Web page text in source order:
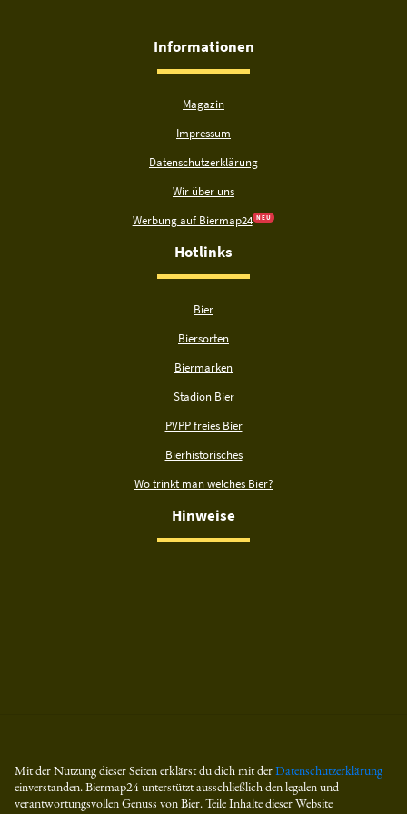
Informationen
Magazin
Impressum
Datenschutzerklärung
Wir über uns
Werbung auf Biermap24 N E U
Hotlinks
Bier
Biersorten
Biermarken
Stadion Bier
PVPP freies Bier
Bierhistorisches
Wo trinkt man welches Bier?
Hinweise
Mit der Nutzung dieser Seiten erklärst du dich mit derDatenschutzerklärung
einverstanden. Biermap24 unterstützt ausschließlich den legalen und
verantwortungsvollen Genuss von Bier. Teile Inhalte dieser Website